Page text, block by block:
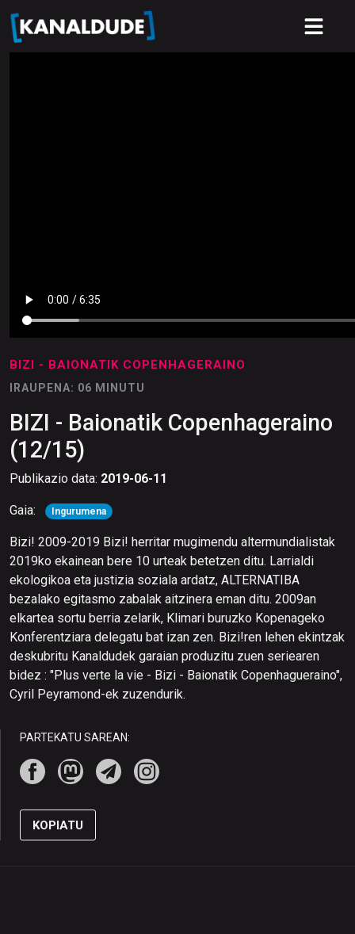
BIZI - BAIONATIK COPENHAGERAINO
IRAUPENA: 06 MINUTU
BIZI - Baionatik Copenhageraino
(12/15)
Publikazio data: 2019-06-11
Gaia: Ingurumena
Bizi! 2009-2019 Bizi! herritar mugimendu altermundialistak
2019ko ekainean bere 10 urteak betetzen ditu. Larrialdi
ekologikoa eta justizia soziala ardatz, ALTERNATIBA
bezalako egitasmo zabalak aitzinera eman ditu. 2009an
elkartea sortu berria zelarik, Klimari buruzko Kopenageko
Konferentziara delegatu bat izan zen. Bizi!ren lehen ekintzak
deskubritu Kanaldudek garaian produzitu zuen seriearen
bidez : "Plus verte la vie - Bizi - Baionatik Copenhagueraino",
Cyril Peyramond-ek zuzendurik.
PARTEKATU SAREAN:
KOPIATU